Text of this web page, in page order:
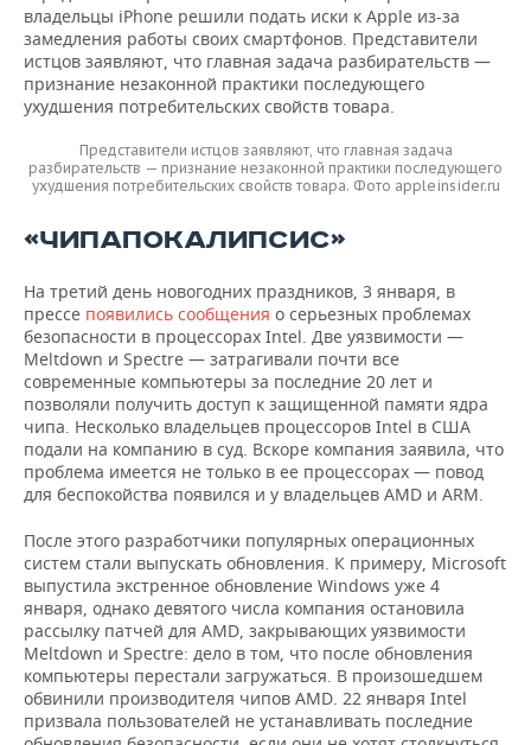
владельцы iPhone решили подать иски к Apple из-за
замедления работы своих смартфонов. Представители
истцов заявляют, что главная задача разбирательств —
признание незаконной практики последующего
ухудшения потребительских свойств товара.
Представители истцов заявляют, что главная задача
разбирательств — признание незаконной практики последующего
ухудшения потребительских свойств товара. Фото appleinsider.ru
«ЧИПАПОКАЛИПСИС»
На третий день новогодних праздников, 3 января, в
прессе появились сообщения о серьезных проблемах
безопасности в процессорах Intel. Две уязвимости —
Meltdown и Spectre — затрагивали почти все
современные компьютеры за последние 20 лет и
позволяли получить доступ к защищенной памяти ядра
чипа. Несколько владельцев процессоров Intel в США
подали на компанию в суд. Вскоре компания заявила, что
проблема имеется не только в ее процессорах — повод
для беспокойства появился и у владельцев AMD и ARM.
После этого разработчики популярных операционных
систем стали выпускать обновления. К примеру, Microsoft
выпустила экстренное обновление Windows уже 4
января, однако девятого числа компания остановила
рассылку патчей для AMD, закрывающих уязвимости
Meltdown и Spectre: дело в том, что после обновления
компьютеры перестали загружаться. В произошедшем
обвинили производителя чипов AMD. 22 января Intel
призвала пользователей не устанавливать последние